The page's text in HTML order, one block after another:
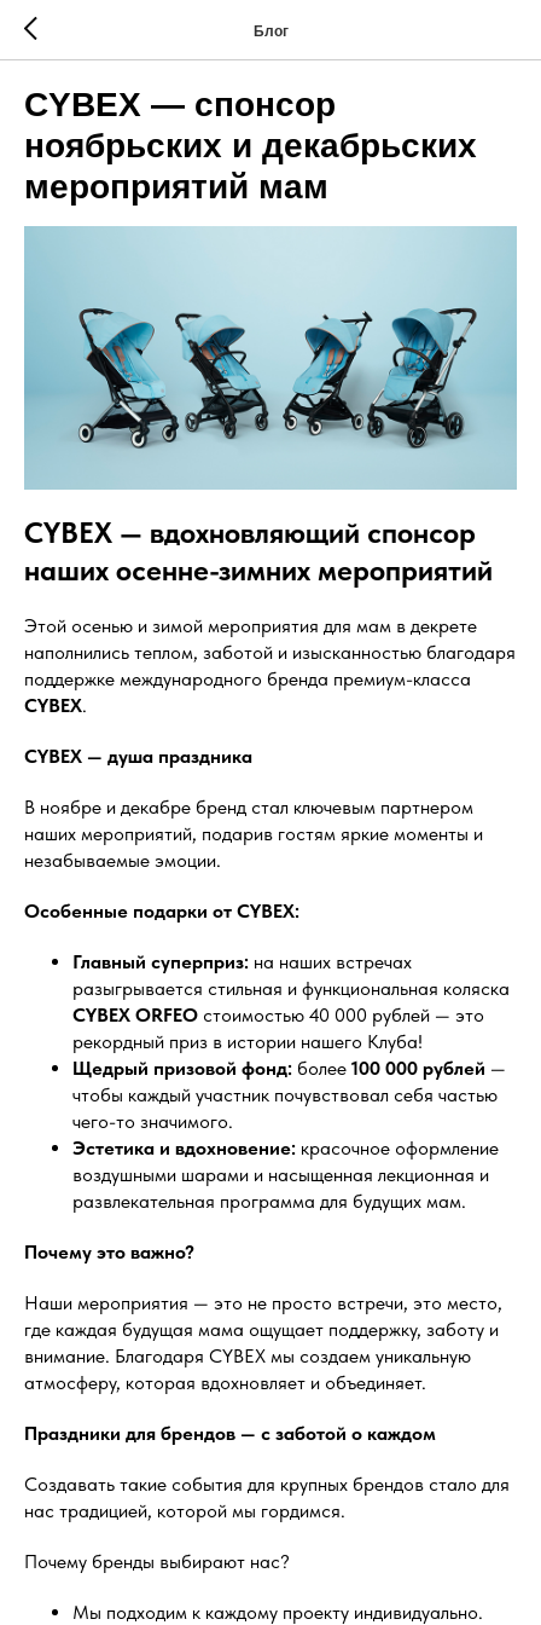
Блог
CYBEX — спонсор
ноябрьских и декабрьских
мероприятий мам
CYBEX — вдохновляющий спонсор
наших осенне-зимних мероприятий
Этой осенью и зимой мероприятия для мам в декрете
наполнились теплом, заботой и изысканностью благодаря
поддержке международного бренда премиум-класса
CYBEX.
CYBEX — душа праздника
В ноябре и декабре бренд стал ключевым партнером
наших мероприятий, подарив гостям яркие моменты и
незабываемые эмоции.
Особенные подарки от CYBEX:
Главный суперприз: на наших встречах
разыгрывается стильная и функциональная коляска
CYBEX ORFEO стоимостью 40 000 рублей — это
рекордный приз в истории нашего Клуба!
Щедрый призовой фонд: более 100 000 рублей —
чтобы каждый участник почувствовал себя частью
чего-то значимого.
Эстетика и вдохновение: красочное оформление
воздушными шарами и насыщенная лекционная и
развлекательная программа для будущих мам.
Почему это важно?
Наши мероприятия — это не просто встречи, это место,
где каждая будущая мама ощущает поддержку, заботу и
внимание. Благодаря CYBEX мы создаем уникальную
атмосферу, которая вдохновляет и объединяет.
Праздники для брендов — с заботой о каждом
Создавать такие события для крупных брендов стало для
нас традицией, которой мы гордимся.
Почему бренды выбирают нас?
Мы подходим к каждому проекту индивидуально.